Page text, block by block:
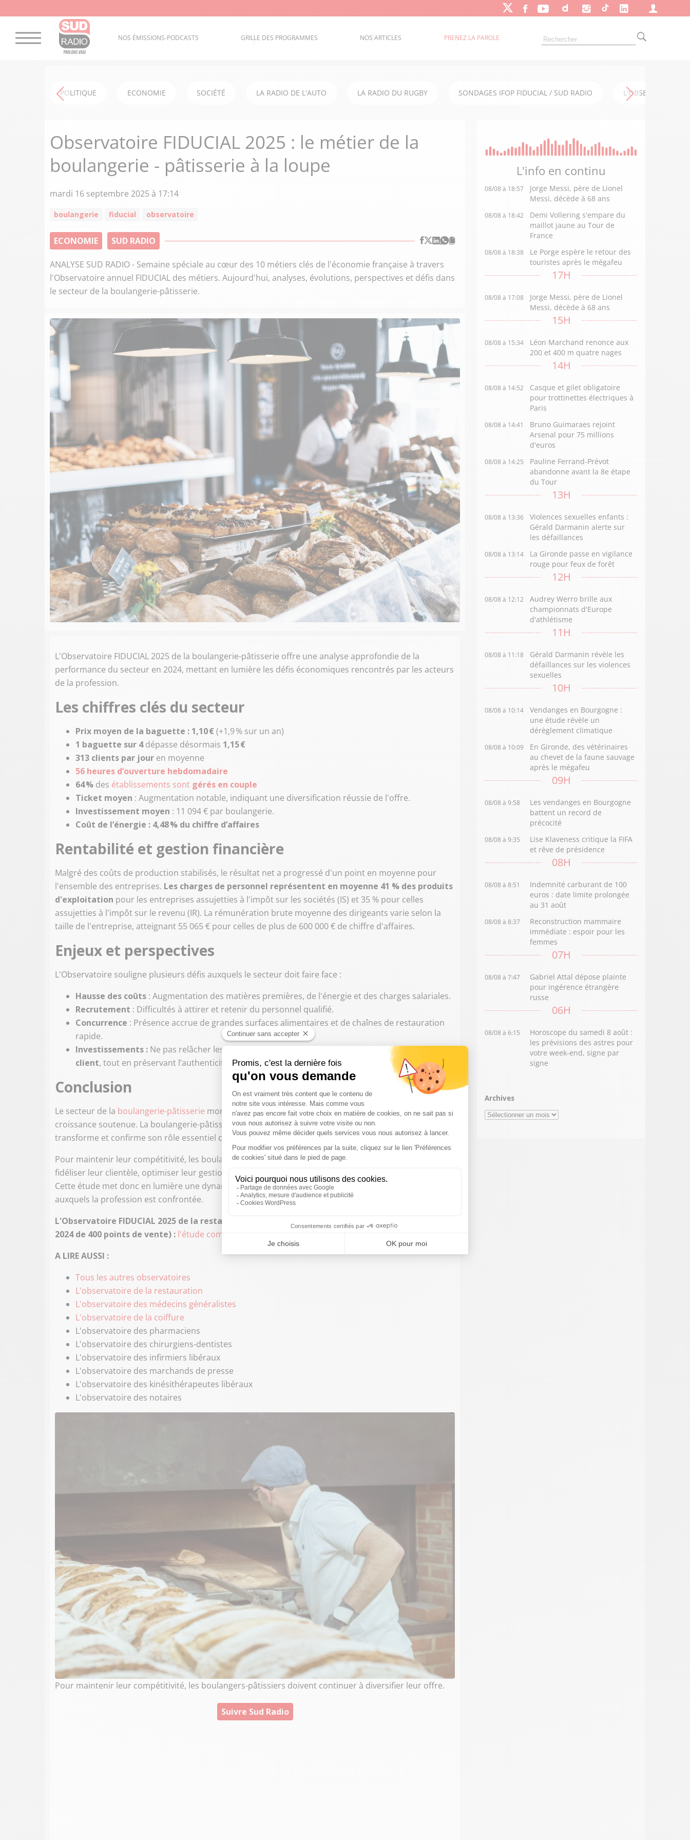
NOS ÉMISSIONS-PODCASTS GRILLE DES PROGRAMMES NOS ARTICLES PRENEZ LA PAROLE
POLITIQUE ECONOMIE SOCIÉTÉ LA RADIO DE L'AUTO LA RADIO DU RUGBY SONDAGES IFOP FIDUCIAL / SUD RADIO L'OBSERVATOIRE
Observatoire FIDUCIAL 2025 : le métier de la
boulangerie - pâtisserie à la loupe
mardi 16 septembre 2025 à 17:14
boulangerie fiducial observatoire
ECONOMIE SUD RADIO
ANALYSE SUD RADIO - Semaine spéciale au cœur des 10 métiers clés de l'économie française à travers
l'Observatoire annuel FIDUCIAL des métiers. Aujourd'hui, analyses, évolutions, perspectives et défis dans
le secteur de la boulangerie-pâtisserie.
L'Observatoire FIDUCIAL 2025 de la boulangerie-pâtisserie offre une analyse approfondie de la
performance du secteur en 2024, mettant en lumière les défis économiques rencontrés par les acteurs
de la profession.
Les chiffres clés du secteur
Prix moyen de la baguette : 1,10 € (+1,9 % sur un an)
1 baguette sur 4dépasse désormais 1,15 €
313 clients par jour en moyenne
56 heures d’ouverture hebdomadaire
64 % des établissements sont gérés en couple
Ticket moyen : Augmentation notable, indiquant une diversification réussie de l'offre.
Investissement moyen : 11 094 € par boulangerie.
Coût de l’énergie : 4,48 % du chiffre d’affaires
Rentabilité et gestion financière
Malgré des coûts de production stabilisés, le résultat net a progressé d'un point en moyenne pour
l'ensemble des entreprises. Les charges de personnel représentent en moyenne 41 % des produits
d'exploitation pour les entreprises assujetties à l'impôt sur les sociétés (IS) et 35 % pour celles
assujetties à l'impôt sur le revenu (IR). La rémunération brute moyenne des dirigeants varie selon la
taille de l'entreprise, atteignant 55 065 € pour celles de plus de 600 000 € de chiffre d'affaires.
Enjeux et perspectives
L'Observatoire souligne plusieurs défis auxquels le secteur doit faire face :
Hausse des coûts : Augmentation des matières premières, de l'énergie et des charges salariales.
Recrutement : Difficultés à attirer et retenir du personnel qualifié.
Concurrence : Présence accrue de grandes surfaces alimentaires et de chaînes de restauration
rapide.
Investissements : Ne pas relâcher les efforts en matière dequalité,fidélisationetexpérience
client, tout en préservant l’authenticité de leur savoir-faire.
Conclusion
Le secteur de la boulangerie-pâtisserie montre une belle capacité d’adaptation et une dynamique de
croissance soutenue. La boulangerie-pâtisserie française ne se contente pas de résister : elle innove, se
transforme et confirme son rôle essentiel dans le quotidien des Français.
Pour maintenir leur compétitivité, les boulangers-pâtissiers doivent continuer à diversifier leur offre,
fidéliser leur clientèle, optimiser leur gestion des coûts et investir dans la formation de leur personnel.
Cette étude met donc en lumière une dynamique positive, malgréles défis économiques
auxquels la profession est confrontée.
L'Observatoire FIDUCIAL 2025 de la restauration (ratios d'analyse établis à partir des résultats
2024 de 400 points de vente) : l'étude complète à lire ici
A LIRE AUSSI :
Tous les autres observatoires
L'observatoire de la restauration
L'observatoire des médecins généralistes
L'observatoire de la coiffure
L'observatoire des pharmaciens
L'observatoire des chirurgiens-dentistes
L'observatoire des infirmiers libéraux
L'observatoire des marchands de presse
L'observatoire des kinésithérapeutes libéraux
L'observatoire des notaires
Pour maintenir leur compétitivité, les boulangers-pâtissiers doivent continuer à diversifier leur offre.
Suivre Sud Radio
L'info en continu
08/08 à 18:57
Jorge Messi, père de Lionel
Messi, décède à 68 ans
08/08 à 18:42
Demi Vollering s'empare du
maillot jaune au Tour de
France
08/08 à 18:38
Le Porge espère le retour des
touristes après le mégafeu
17H
08/08 à 17:08
Jorge Messi, père de Lionel
Messi, décède à 68 ans
15H
08/08 à 15:34
Léon Marchand renonce aux
200 et 400 m quatre nages
14H
08/08 à 14:52
Casque et gilet obligatoire
pour trottinettes électriques à
Paris
08/08 à 14:41
Bruno Guimaraes rejoint
Arsenal pour 75 millions
d'euros
08/08 à 14:25
Pauline Ferrand-Prévot
abandonne avant la 8e étape
du Tour
13H
08/08 à 13:36
Violences sexuelles enfants :
Gérald Darmanin alerte sur
les défaillances
08/08 à 13:14
La Gironde passe en vigilance
rouge pour feux de forêt
12H
08/08 à 12:12
Audrey Werro brille aux
championnats d'Europe
d'athlétisme
11H
08/08 à 11:18
Gérald Darmanin révèle les
défaillances sur les violences
sexuelles
10H
08/08 à 10:14
Vendanges en Bourgogne :
une étude révèle un
dérèglement climatique
08/08 à 10:09
En Gironde, des vétérinaires
au chevet de la faune sauvage
après le mégafeu
09H
08/08 à 9:58
Les vendanges en Bourgogne
battent un record de
précocité
08/08 à 9:35
Lise Klaveness critique la FIFA
et rêve de présidence
08H
08/08 à 8:51
Indemnité carburant de 100
euros : date limite prolongée
au 31 août
08/08 à 8:37
Reconstruction mammaire
immédiate : espoir pour les
femmes
07H
08/08 à 7:47
Gabriel Attal dépose plainte
pour ingérence étrangère
russe
06H
08/08 à 6:15
Horoscope du samedi 8 août :
les prévisions des astres pour
votre week-end, signe par
signe
Archives
Archives